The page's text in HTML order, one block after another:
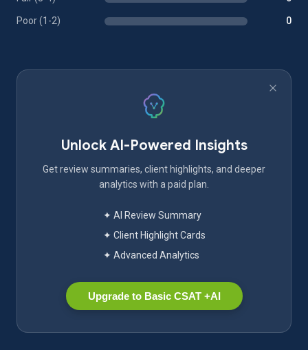
Poor (1-2) 0
Unlock AI-Powered Insights
Get review summaries, client highlights, and deeper
analytics with a paid plan.
✦ AI Review Summary
✦ Client Highlight Cards
✦ Advanced Analytics
Upgrade to Basic CSAT +AI